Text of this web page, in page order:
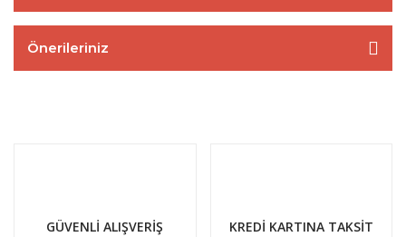
Önerileriniz
GÜVENLİ ALIŞVERİŞ KREDİ KARTINA TAKSİT